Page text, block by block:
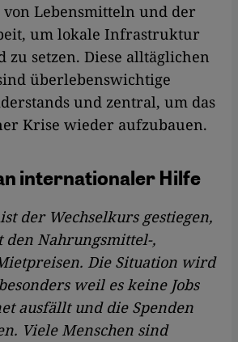
von Lebensmitteln und der
um lokale Infrastruktur
zu setzen. Diese alltäglichen
überlebenswichtige
und zentral, um das
Krise wieder aufzubauen.
internationaler Hilfe
der Wechselkurs gestiegen,
den Nahrungsmittel-,
Die Situation wird
weil es keine Jobs
ausfällt und die Spenden
Viele Menschen sind